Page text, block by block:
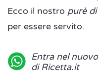
Ecco il nostro purè
per essere servito.
Entra nel nuovo
di Ricetta.it